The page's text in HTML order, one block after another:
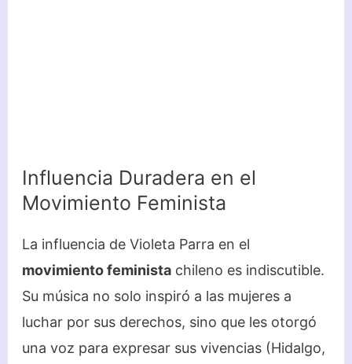
Influencia Duradera en el
Movimiento Feminista
La influencia de Violeta Parra en el
movimiento feministachileno es indiscutible.
Su música no solo inspiró a las mujeres a
luchar por sus derechos, sino que les otorgó
una voz para expresar sus vivencias (Hidalgo,